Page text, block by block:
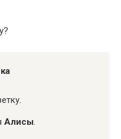
Алисы.